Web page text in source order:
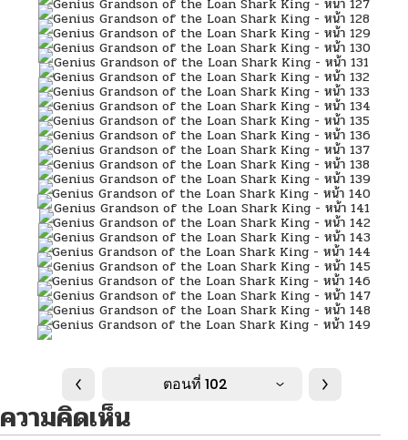
ตอนที่ 102
ความคิดเห็น